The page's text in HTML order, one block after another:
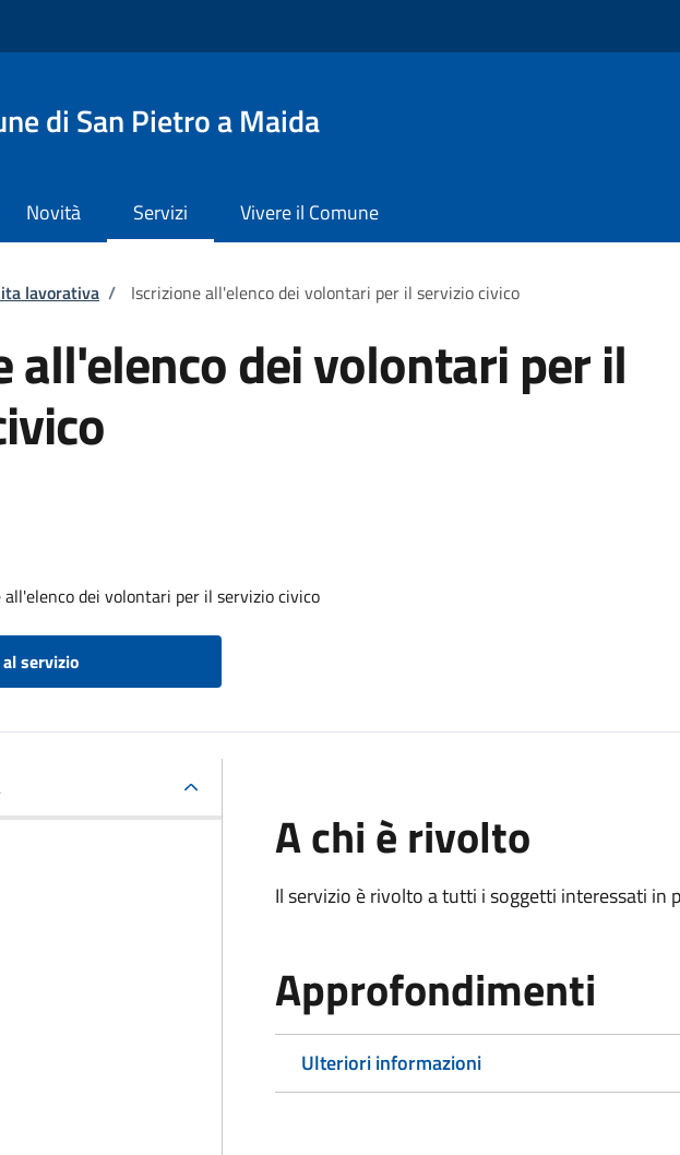
di San Pietro a Maida
Novità Servizi Vivere il Comune
pane
lavorativa / Iscrizione all'elenco dei volontari per il servizio civico
all'elenco dei volontari per il
dei volontari per il servizio civico
servizio
A chi è rivolto
Il servizio è rivolto a tutti i soggetti interessati in
Approfondimenti
Ulteriori informazioni